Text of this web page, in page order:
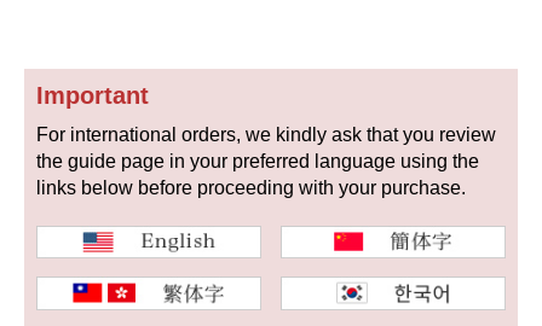
新品 未使用品
Important
For international orders, we kindly ask that you review
the guide page in your preferred language using the
links below before proceeding with your purchase.